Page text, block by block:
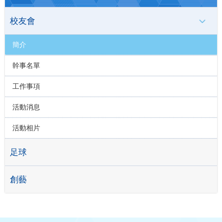
校友會
簡介
幹事名單
工作事項
活動消息
活動相片
足球
創藝